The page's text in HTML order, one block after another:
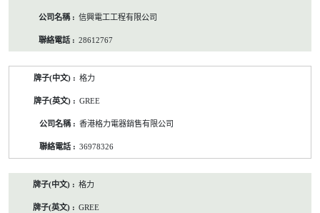
信興電工工程有限公司
28612767
格力
GREE
香港格力電器銷售有限公司
36978326
格力
GREE